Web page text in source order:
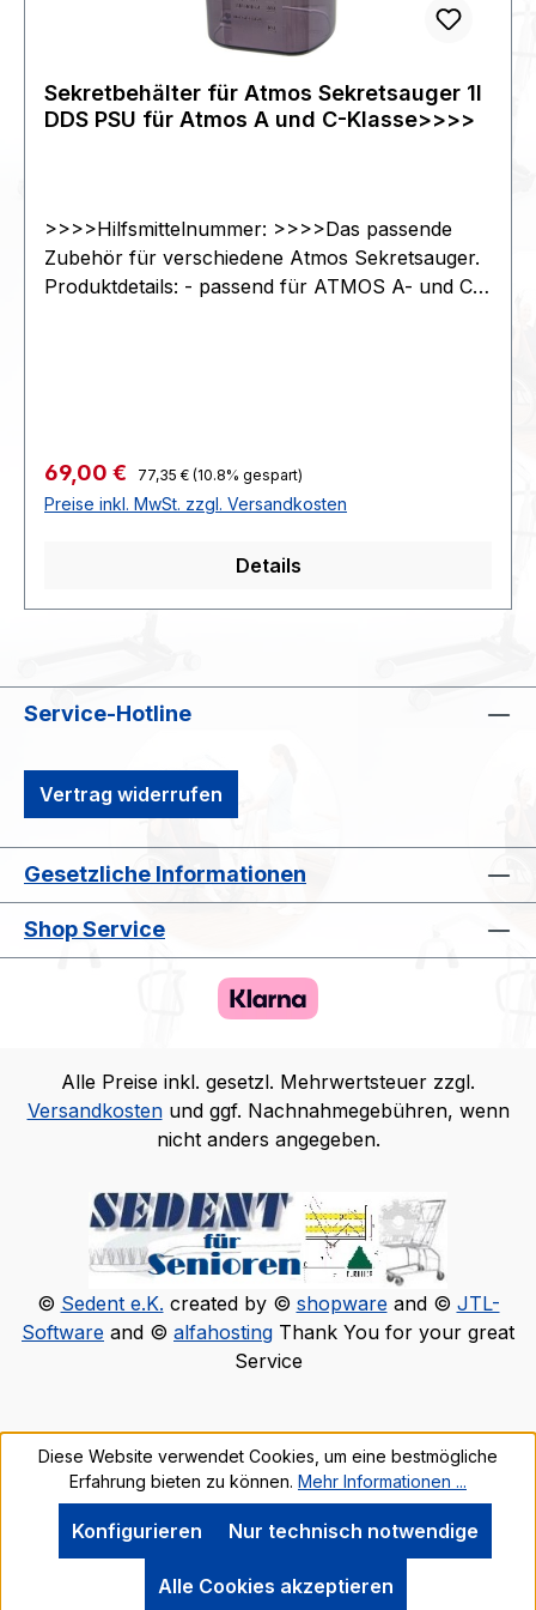
Sekretbehälter für Atmos Sekretsauger 1l
DDS PSU für Atmos A und C-Klasse>>>>
>>>>Hilfsmittelnummer: >>>>Das passende
Zubehör für verschiedene Atmos Sekretsauger.
Produktdetails: - passend für ATMOS A- und C-
Verkaufspreis:
69,00 € Regulärer Preis:
77,35 € (10.8% gespart)
Preise inkl. MwSt. zzgl. Versandkosten
Details
Service-Hotline
Vertrag widerrufen
Gesetzliche Informationen
Shop Service
Alle Preise inkl. gesetzl. Mehrwertsteuer zzgl.
Versandkostenund ggf. Nachnahmegebühren, wenn
nicht anders angegeben.
© Sedent e.K. created by © shopwareand © JTL-
Software and © alfahosting Thank You for your great
Service
Diese Website verwendet Cookies, um eine bestmögliche
Erfahrung bieten zu können. Mehr Informationen ...
Nur technisch notwendige
Konfigurieren
Alle Cookies akzeptieren